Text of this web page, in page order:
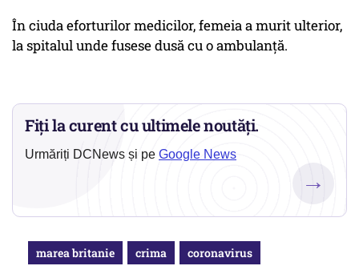
În ciuda eforturilor medicilor, femeia a murit ulterior,
la spitalul unde fusese dusă cu o ambulanță.
Fiți la curent cu ultimele noutăți.
Urmăriți DCNews și pe Google News
→
marea britanie crima coronavirus